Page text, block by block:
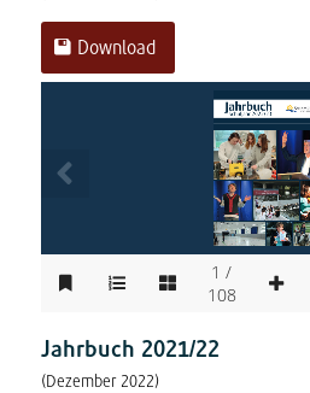
Download
Jahrbuch
Schuljahr 2022/23
1 /
108
Jahrbuch 2021/22
(Dezember 2022)